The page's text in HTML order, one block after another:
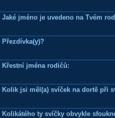
Jaké jméno je uvedeno na Tvém
Přezdívka(y)?
Křestní jména rodičů:
Kolik jsi měl(a) svíček na dortě při
Kolikátého ty svíčky obvykle